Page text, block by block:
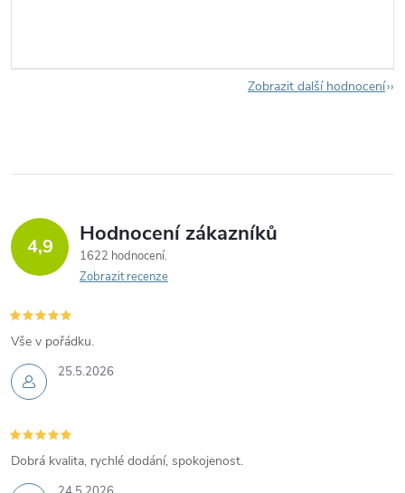
Zobrazit další hodnocení
4,9 Hodnocení zákazníků
1622 hodnocení
Zobrazit recenze
25.5.2026
Vše v pořádku.
Dobrá kvalita, rychlé dodání, spokojenost.